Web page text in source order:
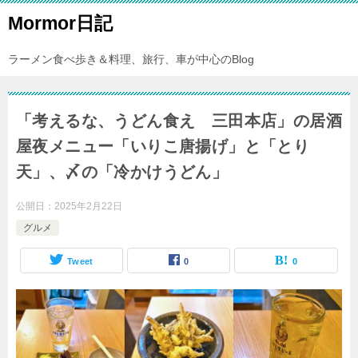
Mormor日記
ラーメン食べ歩き＆料理、旅行、車が中心のBlog
「考えるな、うどん食え 三田本店」の居酒
屋夜メニュー「いりこ唐揚げ」と「とり
天」、〆の「冷かけうどん」
公開日： 2025年2月22日
グルメ
Tweet 0 0